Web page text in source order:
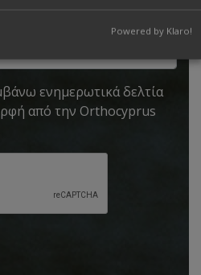
ενημερωτικά δελτία
από την Orthocyprus
Powered by Klaro!